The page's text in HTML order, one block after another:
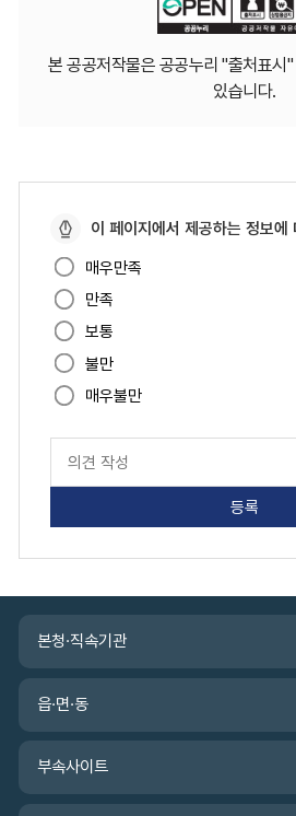
본 공공저작물은 공공누리 "출처표시
있습니다.
페
이
지
만
족
도
이 페이지에서 제공하는 정보에
매우만족
만족
보통
불만
매우불만
지
족
가
력
본청·직속기관
읍·면·동
부속사이트